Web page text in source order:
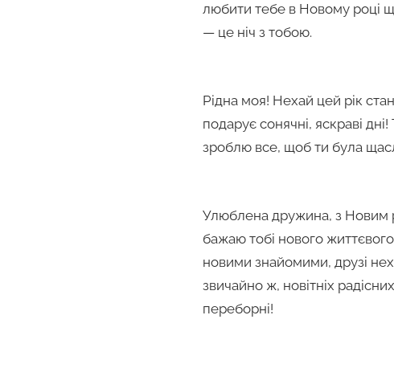
любити тебе в Новому році
— це ніч з тобою.
Рідна моя! Нехай цей рік
подарує сонячні, яскраві
зроблю все, щоб ти була
Улюблена дружина, з Новим
бажаю тобі нового
новими знайомими, друзі
звичайно ж, новітніх
переборні!